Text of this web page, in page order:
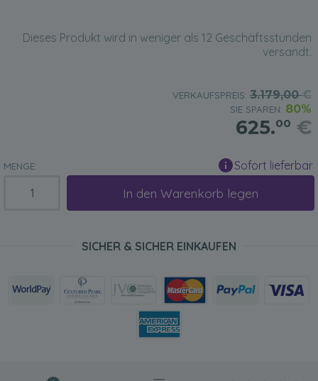
Dieses Produkt wird in weniger als 12 Geschäftsstunden
versandt.
VERKAUFSPREIS: 3.179,00€
SIE SPAREN: 80%
625.00 €
MENGE: Sofort lieferbar
In den Warenkorb legen
SICHER & SICHER EINKAUFEN